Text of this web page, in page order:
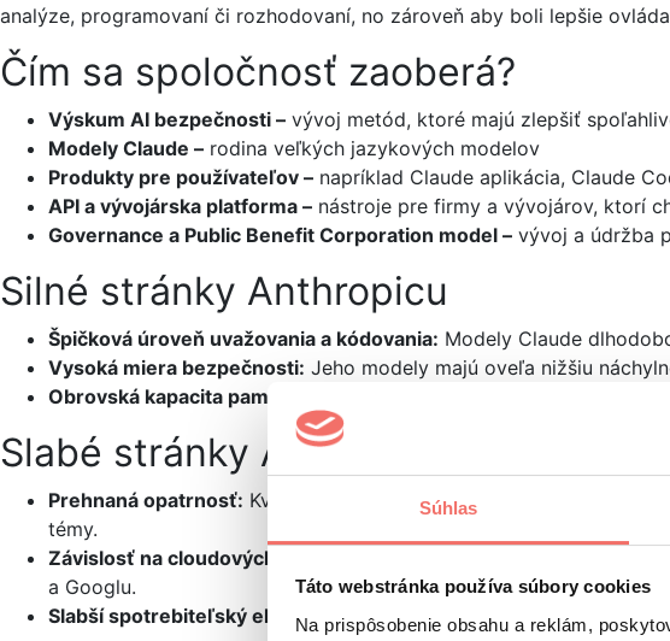
Súhlas
Táto webstránka používa súbory cookies
Na prispôsobenie obsahu a reklám,
analýze, programovaní či rozhodovaní, no zároveň aby boli lepšie
Čím sa spoločnosť zaoberá?
Výskum AI bezpečnosti – vývoj metód, ktoré majú zlepšiť
Modely Claude – rodina veľkých jazykových modelov
Produkty pre používateľov – napríklad Claude aplikácia, Claude
API a vývojárska platforma – nástroje pre firmy a vývojárov, ktorí
Governance a Public Benefit Corporation model – vývoj a údržba
Silné stránky Anthropicu
Špičková úroveň uvažovania a kódovania: Modely Claude
Vysoká miera bezpečnosti: Jeho modely majú oveľa nižšiu
Obrovská kapacita pamäte:
Schopnosť spracovať státisíce slov v
Slabé stránky Anthropicu
Prehnaná opatrnosť: Kvôli prísnym bezpečnostným filtrom môžu
témy.
Závislosť na cloudových gigantoch:
Napriek statusu nezávislej
a Googlu.
Slabší spotrebiteľský ekosystém:Na rozdiel od OpenAI sa